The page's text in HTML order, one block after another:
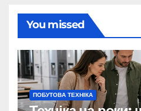
You missed
ПОБУТОВА ТЕХНІКА